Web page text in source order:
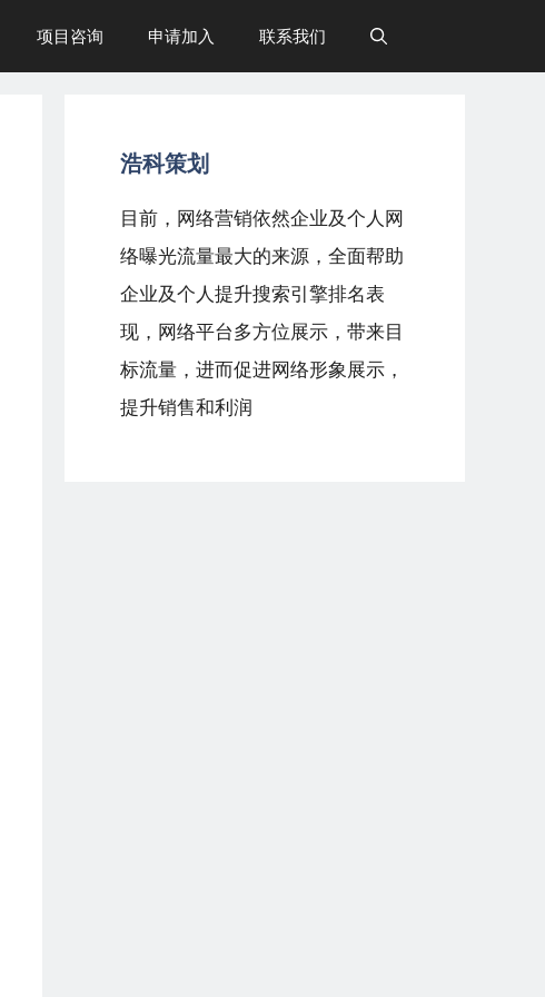
项目咨询 申请加入 联系我们
浩科策划
目前，网络营销依然企业及个人网
络曝光流量最大的来源，全面帮助
企业及个人提升搜索引擎排名表
现，网络平台多方位展示，带来目
标流量，进而促进网络形象展示，
提升销售和利润